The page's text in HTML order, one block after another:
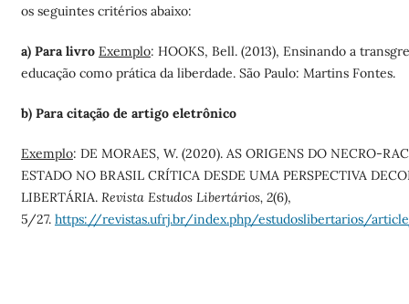
os seguintes critérios abaixo:
a) Para livro Exemplo: HOOKS, Bell. (2013), Ensinando a
educação como prática da liberdade. São Paulo: Martins Fontes.
b) Para citação de artigo eletrônico
Exemplo: DE MORAES, W. (2020). AS ORIGENS DO NECRO-
ESTADO NO BRASIL CRÍTICA DESDE UMA PERSPECTIVA
LIBERTÁRIA. Revista Estudos Libertários, 2(6),
5/27. https://revistas.ufrj.br/index.php/estudoslibertarios/